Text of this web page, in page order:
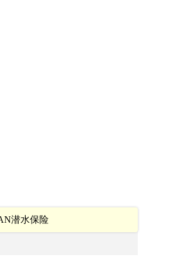
潜水保险